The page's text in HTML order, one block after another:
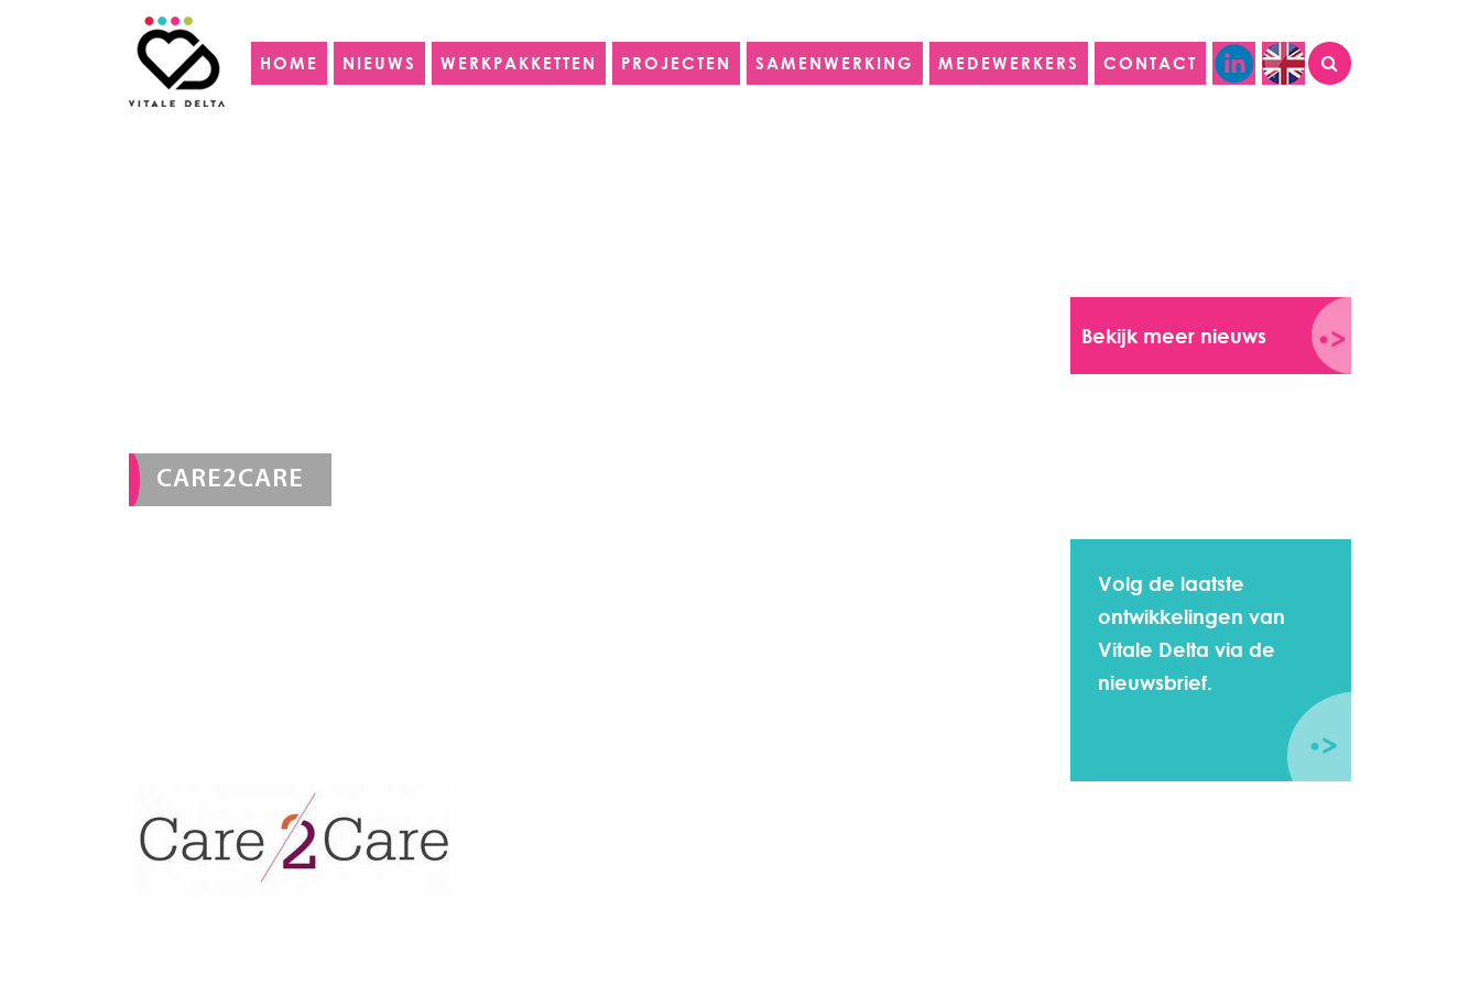
HOME NIEUWS WERKPAKKETTEN PROJECTEN SAMENWERKING MEDEWERKERS CONTACT
CARE2CARE
Bekijk meer nieuws
Volg de laatste
ontwikkelingen van
Vitale Delta via de
nieuwsbrief.